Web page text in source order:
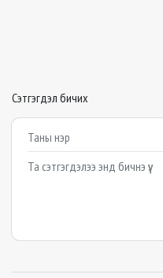
Сэтгэгдэл бичих
Example textarea